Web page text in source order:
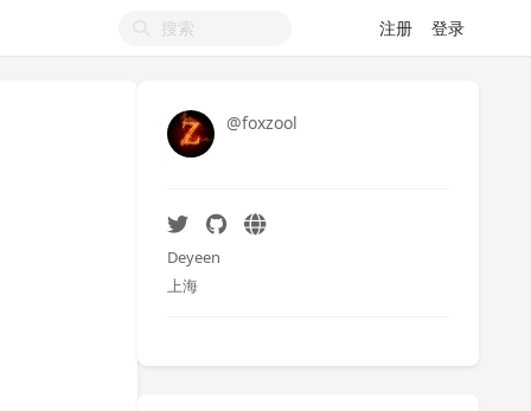
注册 登录
@foxzool
Deyeen
上海